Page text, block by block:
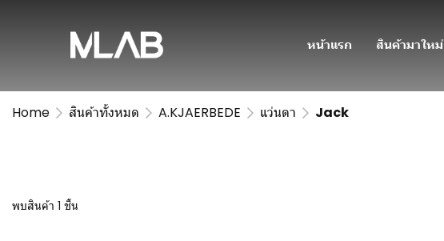
หน้าแรก สินค้ามาใหม่
Home สินค้าทั้งหมด A.KJAERBEDE แว่นตา Jack
พบสินค้า 1 ชิ้น